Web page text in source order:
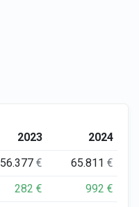
2023
2024
56.377€ 65.811€
282€ 992€